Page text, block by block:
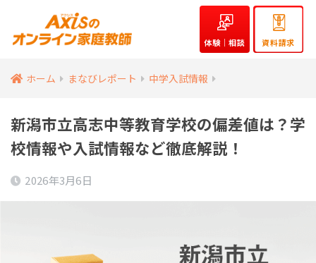
体験｜相談 資料請求
ホーム まなびレポート 中学入試情報
新潟市立高志中等教育学校の偏差値は？学
校情報や入試情報など徹底解説！
2026年3月6日